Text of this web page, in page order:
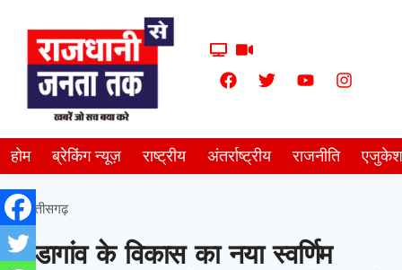
होम ब्रेकिंग न्यूज़ राष्ट्रीय अंतर्राष्ट्रीय राजनीति
छत्तीसगढ़
कोंडागांव के विकास का नया स्वर्णिम